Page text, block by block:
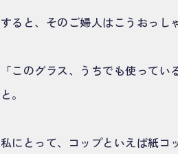
すると、そのご婦人はこうおっし
「このグラス、うちでも使って
と。
私にとって、コップといえば紙コ